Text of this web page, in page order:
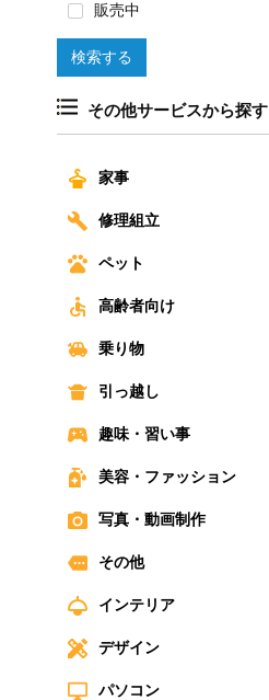
販売中
その他サービスから探す
家事
修理組立
ペット
高齢者向け
乗り物
引っ越し
趣味・習い事
美容・ファッション
写真・動画制作
その他
インテリア
デザイン
パソコン